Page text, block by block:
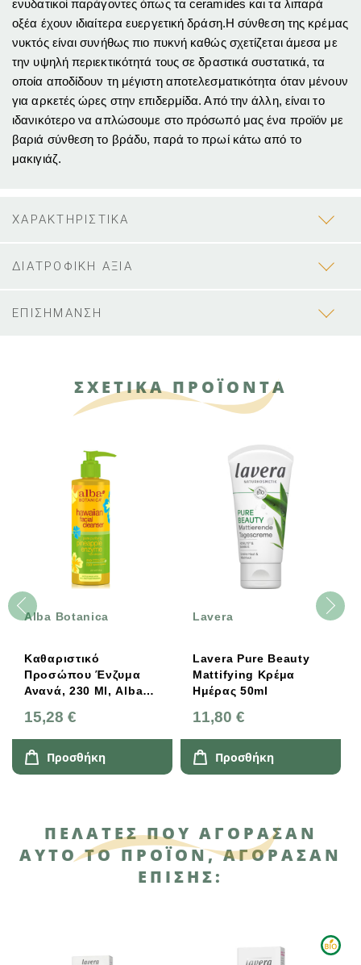
ενυδατικοί παράγοντες όπως τα ceramides και τα λιπαρά
οξέα έχουν ιδιαίτερα ευεργετική δράση.Η σύνθεση της κρέμας
νυκτός είναι συνήθως πιο πυκνή καθώς σχετίζεται άμεσα με
την υψηλή περιεκτικότητά τους σε δραστικά συστατικά, τα
οποία αποδίδουν τη μέγιστη αποτελεσματικότητα όταν μένουν
για αρκετές ώρες στην επιδερμίδα. Από την άλλη, είναι το
ιδανικότερο να απλώσουμε στο πρόσωπό μας ένα προϊόν με
βαριά σύνθεση το βράδυ, παρά το πρωί κάτω από το
μακιγιάζ.
ΧΑΡΑΚΤΗΡΙΣΤΙΚΑ
ΔΙΑΤΡΟΦΙΚΗ ΑΞΙΑ
ΕΠΙΣΗΜΑΝΣΗ
ΣΧΕΤΙΚΑ ΠΡΟΪΟΝΤΑ
Alba Botanica
Καθαριστικό
Προσώπου Ένζυμα
Ανανά, 230 Ml, Alba
15,28 €
Προσθήκη
Lavera
Lavera Pure Beauty
Mattifying Κρέμα
Ημέρας 50ml
11,80 €
Προσθήκη
ΠΕΛΆΤΕΣ ΠΟΥ ΑΓΌΡΑΣΑΝ
ΑΥΤΌ ΤΟ ΠΡΟΪΌΝ, ΑΓΌΡΑΣΑΝ
ΕΠΊΣΗΣ: